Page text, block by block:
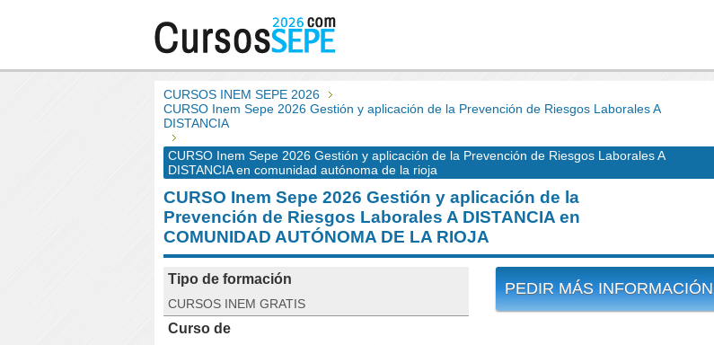
CURSOS INEM SEPE 2026
CURSO Inem Sepe 2026 Gestión y aplicación de la Prevención de Riesgos Laborales A
DISTANCIA
CURSO Inem Sepe 2026 Gestión y aplicación de la Prevención de Riesgos Laborales A
DISTANCIA en comunidad autónoma de la rioja
CURSO Inem Sepe 2026 Gestión y aplicación de la
Prevención de Riesgos Laborales A DISTANCIA en
COMUNIDAD AUTÓNOMA DE LA RIOJA
PEDIR MÁS INFORMACIÓN
Tipo de formación
CURSOS INEM GRATIS
Curso de